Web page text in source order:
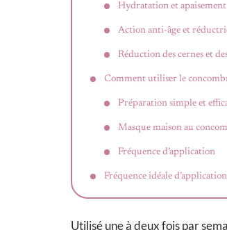
Hydratation et apaisement
Action anti-âge et
Réduction des cernes et
Comment utiliser le
Préparation simple et
Masque maison au
Fréquence d’application
Fréquence idéale
Utilisé une à deux fois par